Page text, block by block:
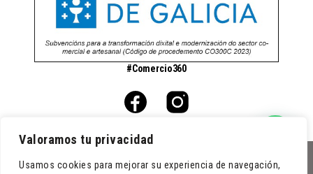
Valoramos tu privacidad
Usamos cookies para mejorar su experiencia de navegación,
#Comercio360